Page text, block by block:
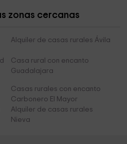
zonas cercanas
Alquiler de casas rurales Ávila
Casa rural con encanto
Guadalajara
Casas rurales con encanto
Carbonero El Mayor
Alquiler de casas rurales
Nieva